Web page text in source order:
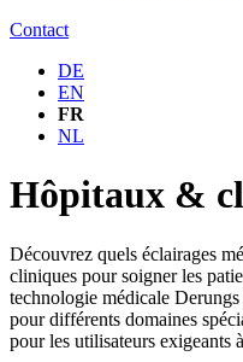
Contact
DE
EN
FR
NL
Hôpitaux &
Découvrez quels éclairages
cliniques pour soigner les
technologie médicale
pour différents domaines
pour les utilisateurs exigeants